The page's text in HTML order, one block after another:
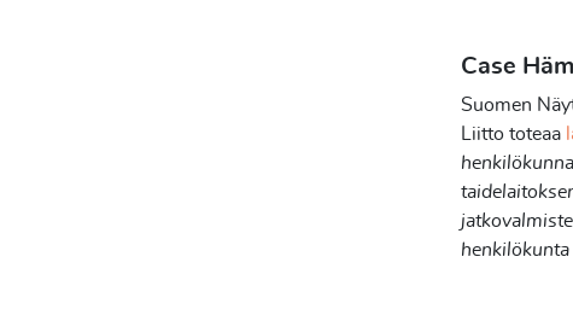
Case
Suomen
Liitto toteaa